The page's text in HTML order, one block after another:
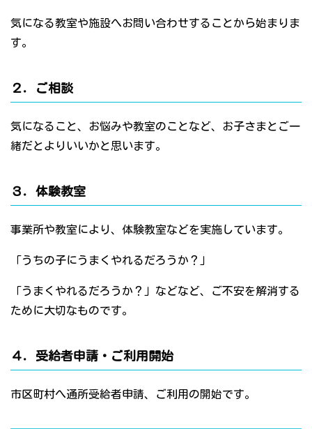
気になる教室や施設へお問い合わせすることから始まりま
す。
２．ご相談
気になること、お悩みや教室のことなど、お子さまとご一
緒だとよりいいかと思います。
３．体験教室
事業所や教室により、体験教室などを実施しています。
「うちの子にうまくやれるだろうか？」
「うまくやれるだろうか？」などなど、ご不安を解消する
ために大切なものです。
４．受給者申請・ご利用開始
市区町村へ通所受給者申請、ご利用の開始です。